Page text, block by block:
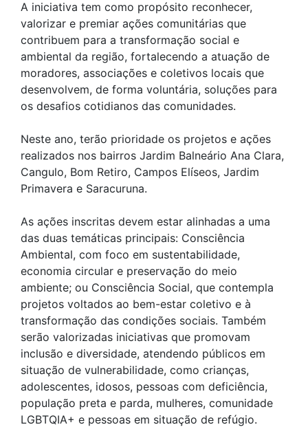
A iniciativa tem como propósito reconhecer,
valorizar e premiar ações comunitárias que
contribuem para a transformação social e
ambiental da região, fortalecendo a atuação de
moradores, associações e coletivos locais que
desenvolvem, de forma voluntária, soluções para
os desafios cotidianos das comunidades.
Neste ano, terão prioridade os projetos e ações
realizados nos bairros Jardim Balneário Ana Clara,
Cangulo, Bom Retiro, Campos Elíseos, Jardim
Primavera e Saracuruna.
As ações inscritas devem estar alinhadas a uma
das duas temáticas principais: Consciência
Ambiental, com foco em sustentabilidade,
economia circular e preservação do meio
ambiente; ou Consciência Social, que contempla
projetos voltados ao bem-estar coletivo e à
transformação das condições sociais. Também
serão valorizadas iniciativas que promovam
inclusão e diversidade, atendendo públicos em
situação de vulnerabilidade, como crianças,
adolescentes, idosos, pessoas com deficiência,
população preta e parda, mulheres, comunidade
LGBTQIA+ e pessoas em situação de refúgio.